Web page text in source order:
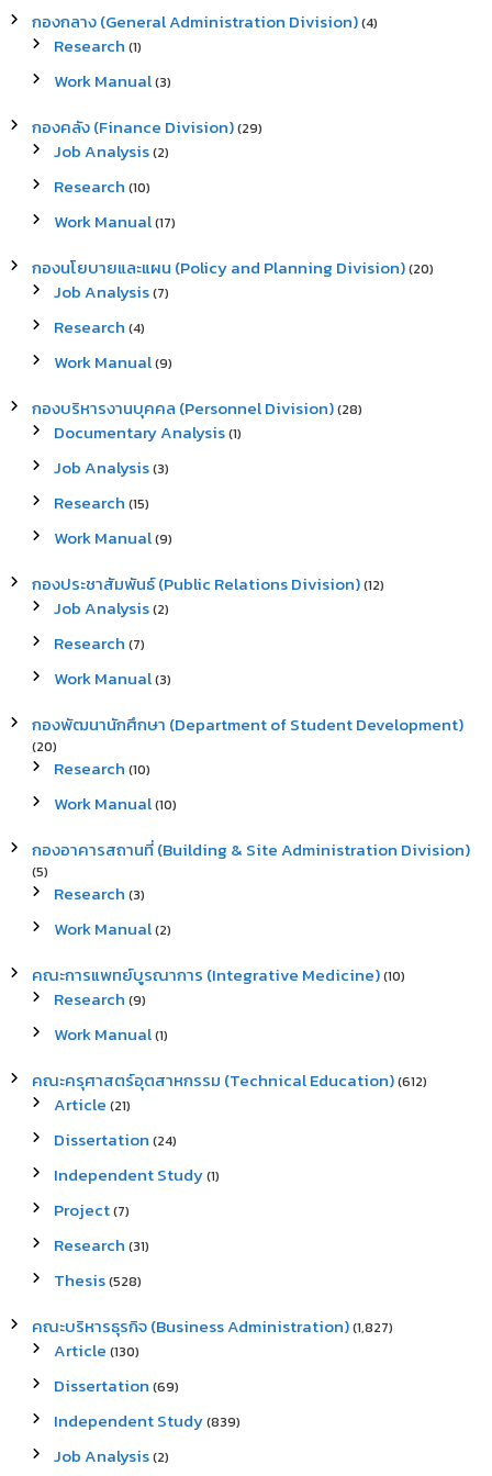
f
กองกลาง (General Administration Division)(4)
Research (1)
Work Manual(3)
กองคลัง (Finance Division)(29)
Job Analysis(2)
Research (10)
Work Manual(17)
กองนโยบายและแผน (Policy and Planning Division)(20)
Job Analysis(7)
Research (4)
Work Manual(9)
กองบริหารงานบุคคล (Personnel Division)(28)
Documentary Analysis(1)
Job Analysis(3)
Research (15)
Work Manual(9)
กองประชาสัมพันธ์ (Public Relations Division)(12)
Job Analysis(2)
Research (7)
Work Manual(3)
กองพัฒนานักศึกษา (Department of Student Development)
(20)
Research (10)
Work Manual(10)
กองอาคารสถานที่ (Building & Site Administration Division)
(5)
Research (3)
Work Manual(2)
คณะการแพทย์บูรณาการ (Integrative Medicine)(10)
Research (9)
Work Manual(1)
คณะครุศาสตร์อุตสาหกรรม (Technical Education)(612)
Article (21)
Dissertation (24)
Independent Study(1)
Project(7)
Research (31)
Thesis(528)
คณะบริหารธุรกิจ (Business Administration)(1,827)
Article (130)
Dissertation (69)
Independent Study(839)
Job Analysis(2)